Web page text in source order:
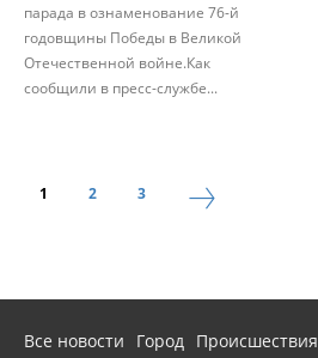
парада в ознаменование 76-й
годовщины Победы в Великой
Отечественной войне.Как
сообщили в пресс-службе...
1 2 3
Все новости Город Происшествия